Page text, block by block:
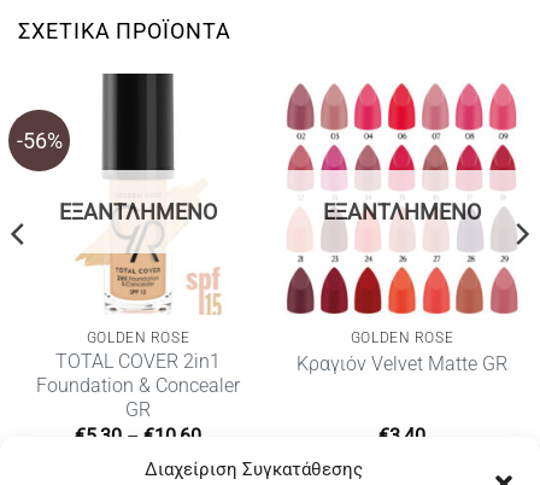
Διαχείριση Συγκατάθεσης
ΣΧΕΤΙΚΆ ΠΡΟΪΌΝΤΑ
-56%
ΕΞΑΝΤΛΗΜΈΝΟ
GOLDEN ROSE
TOTAL COVER 2in1
Foundation & Concealer
GR
€5,30 – €10,60Price
€5,30
ΕΞΑΝΤΛΗΜΈΝΟ
GOLDEN ROSE
Κραγιόν Velvet Matte GR
€3,40